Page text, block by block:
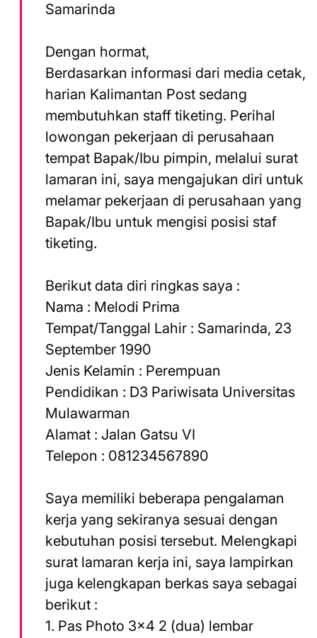
Samarinda
Dengan hormat,
Berdasarkan informasi dari media cetak,
harian Kalimantan Post sedang
membutuhkan staff tiketing. Perihal
lowongan pekerjaan di perusahaan
tempat Bapak/Ibu pimpin, melalui surat
lamaran ini, saya mengajukan diri untuk
melamar pekerjaan di perusahaan yang
Bapak/Ibu untuk mengisi posisi staf
tiketing.
Berikut data diri ringkas saya :
Nama : Melodi Prima
Tempat/Tanggal Lahir : Samarinda, 23
September 1990
Jenis Kelamin : Perempuan
Pendidikan : D3 Pariwisata Universitas
Mulawarman
Alamat : Jalan Gatsu VI
Telepon : 081234567890
Saya memiliki beberapa pengalaman
kerja yang sekiranya sesuai dengan
kebutuhan posisi tersebut. Melengkapi
surat lamaran kerja ini, saya lampirkan
juga kelengkapan berkas saya sebagai
berikut :
1. Pas Photo 3×4 2 (dua) lembar